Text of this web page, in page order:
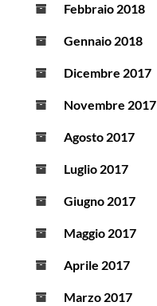
Febbraio 2018
Gennaio 2018
Dicembre 2017
Novembre 2017
Agosto 2017
Luglio 2017
Giugno 2017
Maggio 2017
Aprile 2017
Marzo 2017